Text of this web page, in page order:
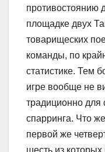
противостоянию
площадке двух
товарищеских
команды, по
статистике. Тем
игре вообще не
традиционно для
спарринга. Что
первой же